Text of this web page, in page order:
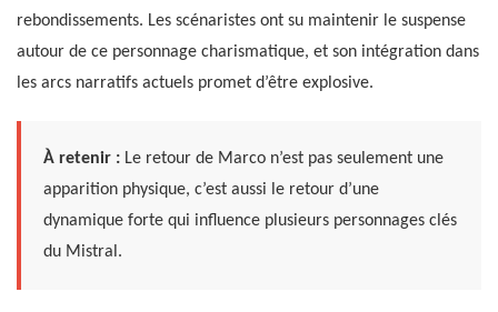
rebondissements. Les scénaristes ont su maintenir le suspense
autour de ce personnage charismatique, et son intégration dans
les arcs narratifs actuels promet d’être explosive.
À retenir : Le retour de Marco n’est pas seulement une
apparition physique, c’est aussi le retour d’une
dynamique forte qui influence plusieurs personnages clés
du Mistral.